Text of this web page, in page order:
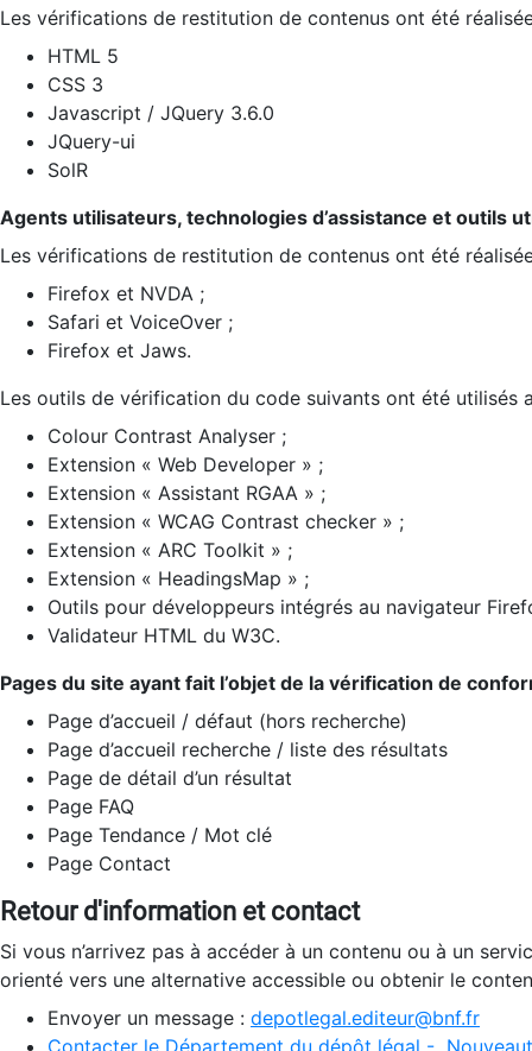
Les vérifications de restitution de contenus ont été
HTML 5
CSS 3
Javascript / JQuery 3.6.0
JQuery-ui
SolR
Agents utilisateurs, technologies d’assistance et outils
Les vérifications de restitution de contenus ont été
Firefox et NVDA ;
Safari et VoiceOver ;
Firefox et Jaws.
Les outils de vérification du code suivants ont été utilisés
Colour Contrast Analyser ;
Extension « Web Developer » ;
Extension « Assistant RGAA » ;
Extension « WCAG Contrast checker » ;
Extension « ARC Toolkit » ;
Extension « HeadingsMap » ;
Outils pour développeurs intégrés au navigateur
Validateur HTML du W3C.
Pages du site ayant fait l’objet de la vérification de
Page d’accueil / défaut (hors recherche)
Page d’accueil recherche / liste des résultats
Page de détail d’un résultat
Page FAQ
Page Tendance / Mot clé
Page Contact
Retour d'information et contact
Si vous n’arrivez pas à accéder à un contenu ou à un
orienté vers une alternative accessible ou obtenir le
Envoyer un message : depotlegal.editeur@bnf.fr
Contacter le Département du dépôt légal -